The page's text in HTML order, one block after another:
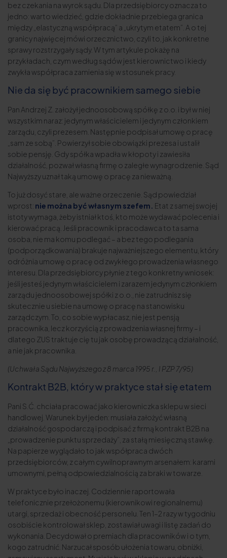
bez czekania na wyrok sądu. Dla przedsiębiorcy oznacza to
jedno: warto wiedzieć, gdzie dokładnie przebiega granica
między „elastyczną współpracą” a „ukrytym etatem”. A o tej
granicy najwięcej mówi orzecznictwo, czyli to, jak konkretne
sprawy rozstrzygały sądy. W tym artykule pokażę na
przykładach, czym według sądów jest kierownictwo i kiedy
zwykła współpraca zamienia się w stosunek pracy.
Nie da się być pracownikiem samego siebie
Pan Andrzej Z. założył jednoosobową spółkę z o.o. i był w niej
wszystkim naraz: jedynym właścicielem i jedynym członkiem
zarządu, czyli prezesem. Następnie podpisał umowę o pracę
„sam ze sobą”. Powierzył sobie obowiązki prezesa i ustalił
sobie pensję. Gdy spółka wpadła w kłopoty i zawiesiła
działalność, pozwał własną firmę o zaległe wynagrodzenie. Sąd
Najwyższy uznał taką umowę o pracę za nieważną.
To już dosyć stare, ale ważne orzeczenie. Sąd powiedział
wprost: nie można być własnym szefem. Etat z samej swojej
istoty wymaga, żeby istniał ktoś, kto może wydawać polecenia i
kierować pracą. Jeśli pracownik i pracodawca to ta sama
osoba, nie ma komu podlegać – a bez tego podlegania
(podporządkowania) brakuje najważniejszego elementu, który
odróżnia umowę o pracę od zwykłego prowadzenia własnego
interesu. Dla przedsiębiorcy płynie z tego konkretny wniosek:
jeśli jesteś jedynym właścicielem i zarazem jedynym członkiem
zarządu jednoosobowej spółki z o.o., nie zatrudnisz się
skutecznie u siebie na umowę o pracę na stanowisku
zarządczym. To, co sobie wypłacasz, nie jest pensją
pracownika, lecz korzyścią z prowadzenia własnej firmy – i
dlatego ZUS traktuje cię tu jak osobę prowadzącą działalność,
a nie jak pracownika.
(Uchwała Sądu Najwyższego z 8 marca 1995 r., I PZP 7/95)
Kontrakt B2B, który w praktyce stał się etatem
Pani S.Ć. chciała pracować jako kierowniczka sklepu w sieci
handlowej. Warunek był jeden: musiała założyć własną
działalność gospodarczą i podpisać z firmą kontrakt B2B na
„prowadzenie punktu sprzedaży”, za stałą miesięczną stawkę.
Na papierze wyglądało to jak współpraca dwóch
przedsiębiorców, z całym cywilnoprawnym arsenałem: karami
umownymi, pełną odpowiedzialnością za braki w towarze.
W praktyce było inaczej. Codziennie raportowała
telefonicznie przełożonemu (kierownikowi regionalnemu)
utargi, sprzedaż i obecność personelu. Ten 1–2 razy w tygodniu
osobiście kontrolował sklep, zostawiał uwagi i listę zadań do
wykonania. Decydował o premiach dla pracowników i o tym,
kogo zatrudnić. Narzucał sposób ułożenia towaru, obniżki,